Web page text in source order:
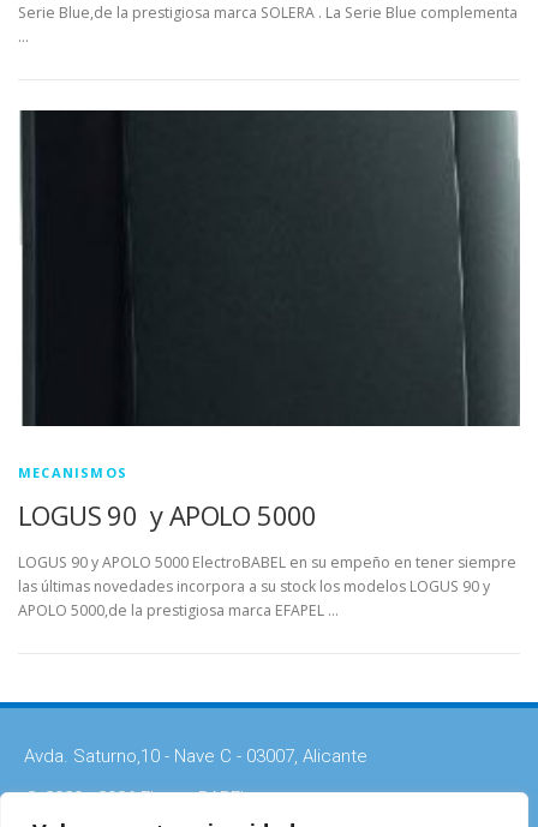
Serie Blue,de la prestigiosa marca SOLERA . La Serie Blue complementa
…
MECANISMOS
LOGUS 90 y APOLO 5000
LOGUS 90 y APOLO 5000 ElectroBABEL en su empeño en tener siempre
las últimas novedades incorpora a su stock los modelos LOGUS 90 y
APOLO 5000,de la prestigiosa marca EFAPEL …
Avda. Saturno,10 - Nave C - 03007, Alicante
© 2020 - 2026 ElectroBABEL